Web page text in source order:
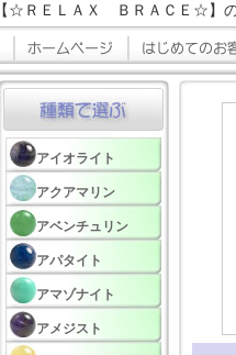
【☆ＲＥＬＡＸ ＢＲＡＣＥ☆】
アイオライト
アクアマリン
アベンチュリン
アパタイト
アマゾナイト
アメジスト